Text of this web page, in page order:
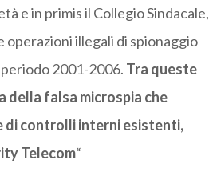
e in primis il Collegio Sindacale,
illegali di spionaggio
2001-2006. Tra queste
della falsa microspia che
di controlli interni esistenti,
Telecom“